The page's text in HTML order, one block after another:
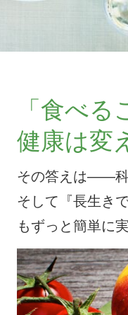
「食べる
健康は変
その答えは――科
そして『長生き
もずっと簡単に